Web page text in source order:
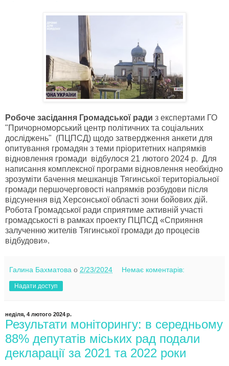
Робоче засідання Громадської ради з експертами ГО
"Причорноморський центр політичних та соціальних
досліджень" (ПЦПСД) щодо затвердження анкети для
опитування громадян з теми пріоритетних напрямків
відновлення громади відбулося 21 лютого 2024 р. Для
написання комплексної програми відновлення необхідно
зрозуміти бачення мешканців Тягинської територіальної
громади першочерговості напрямків розбудови після
відсунення від Херсонської області зони бойових дій.
Робота Громадської ради сприятиме активній участі
громадськості в рамках проекту ПЦПСД «Сприяння
залученню жителів Тягинської громади до процесів
відбудови».
Галина Бахматова о 2/23/2024 Немає коментарів:
Надати доступ
неділя, 4 лютого 2024 р.
Результати моніторингу: в середньому
88% депутатів міських рад подали
декларації за 2021 та 2022 роки